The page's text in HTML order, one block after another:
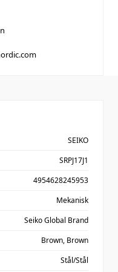
SEIKO
SRPJ17J1
4954628245953
Mekanisk
Seiko Global Brand
Brown, Brown
Stål/Stål